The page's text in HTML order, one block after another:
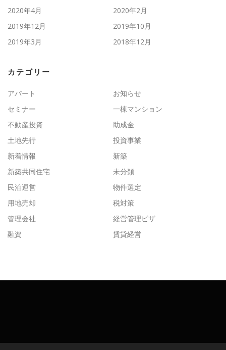
2020年4月
2020年2月
2019年12月
2019年10月
2019年3月
2018年12月
カテゴリー
アパート
お知らせ
セミナー
一棟マンション
不動産投資
助成金
土地先行
投資事業
新着情報
新築
新築共同住宅
未分類
民泊運営
物件選定
用地売却
税対策
管理会社
経営管理ビザ
融資
賃貸経営